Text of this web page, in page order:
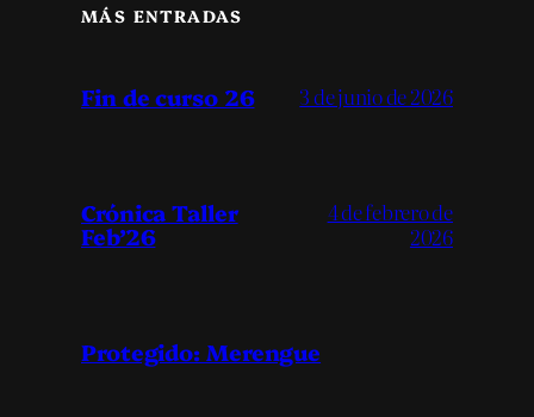
MÁS ENTRADAS
Fin de curso 26 3 de junio de 2026
Crónica Taller
Feb’26
4 de febrero de
2026
Protegido: Merengue